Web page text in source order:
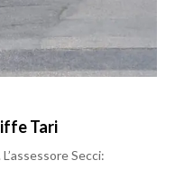
Tari
Secci: